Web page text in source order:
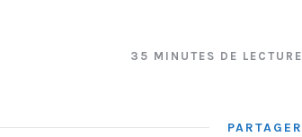
35 MINUTES DE LECTURE
PARTAGER